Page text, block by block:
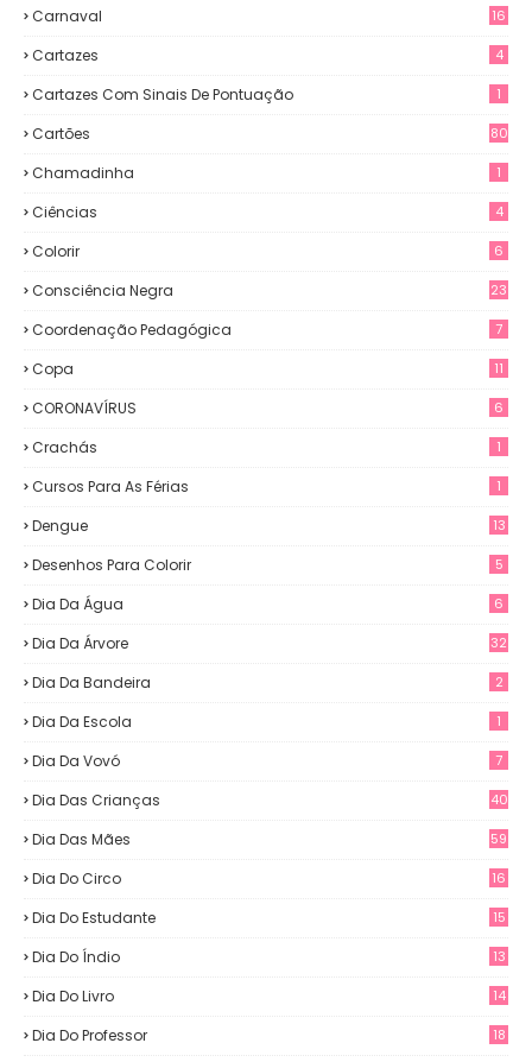
Carnaval 16
Cartazes 4
Cartazes Com Sinais De Pontuação 1
Cartões 80
Chamadinha 1
Ciências 4
Colorir 6
Consciência Negra 23
Coordenação Pedagógica 7
Copa 11
CORONAVÍRUS 6
Crachás 1
Cursos Para As Férias 1
Dengue 13
Desenhos Para Colorir 5
Dia Da Água 6
Dia Da Árvore 32
Dia Da Bandeira 2
Dia Da Escola 1
Dia Da Vovó 7
Dia Das Crianças 40
Dia Das Mães 59
Dia Do Circo 16
Dia Do Estudante 15
Dia Do Índio 13
Dia Do Livro 14
Dia Do Professor 18